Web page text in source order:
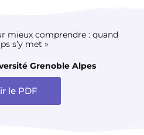
mieux comprendre : quand
s’y met »
Grenoble Alpes
le PDF